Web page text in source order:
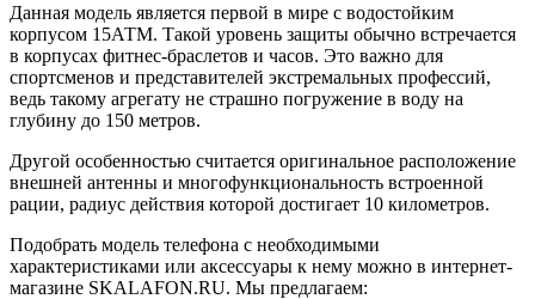
Данная модель является первой в мире с водостойким
корпусом 15АТМ. Такой уровень защиты обычно встречается
в корпусах фитнес-браслетов и часов. Это важно для
спортсменов и представителей экстремальных профессий,
ведь такому агрегату не страшно погружение в воду на
глубину до 150 метров.
Другой особенностью считается оригинальное расположение
внешней антенны и многофункциональность встроенной
рации, радиус действия которой достигает 10 километров.
Подобрать модель телефона с необходимыми
характеристиками или аксессуары к нему можно в интернет-
магазине SKALAFON.RU. Мы предлагаем: